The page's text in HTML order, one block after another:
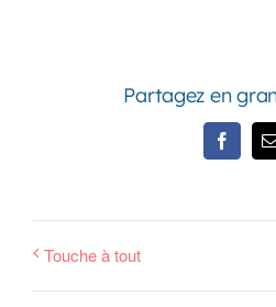
Partagez en
Touche à tout